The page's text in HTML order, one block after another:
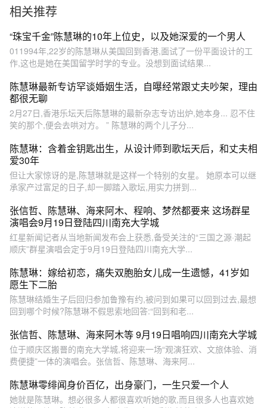
相关推荐
“珠宝千金”陈慧琳的10年上位史，以及她深爱的一个男人
011994年,22岁的陈慧琳从美国回到香港,面试了一份平面设计的工
作,这也是她在美国留学时学的专业。没想到面试结果...
陈慧琳最新专访罕谈婚姻生活，自曝经常跟丈夫吵架，理由
都很无聊
2月27日,香港乐坛天后陈慧琳的最新杂志专访出炉,她本身... 忍不住
笑的那个,便会去哄对方。 ” 陈慧琳的两个儿子分...
陈慧琳：含着金钥匙出生，从设计师到歌坛天后，和丈夫相
爱30年
但让大家惊讶的是,陈慧琳就是这样一个特别的女星。 她原本可以继
承家产过富足的日子,却一脚踏入歌坛,用实力拼到...
张信哲、陈慧琳、海来阿木、程响、梦然都要来 这场群星
演唱会9月19日登陆四川南充大学城
红星新闻记者从当地新闻发布会上获悉,备受关注的“三国之源·潮起
顺庆”群星演唱会定于9月19日登陆四川南充大学...
陈慧琳：嫁给初恋，痛失双胞胎女儿成一生遗憾，41岁如
愿生下二胎
陈慧琳结婚生子后回归参加鲁豫有约,被问到如果可以回到过去,最想
回到哪个时候?陈慧琳不假思索地回答:“回到和老...
张信哲、陈慧琳、海来阿木等 9月19日唱响四川南充大学城
位于顺庆区搬罾的南充大学城,将迎来一场“观演狂欢、文旅体验、消
费便捷”一体的演唱会。张信哲、陈慧琳、海来阿...
陈慧琳零绯闻身价百亿，出身豪门，一生只爱一个人
她就是陈慧琳。想必很多人都很喜欢听她的歌,而且很多人也喜欢她